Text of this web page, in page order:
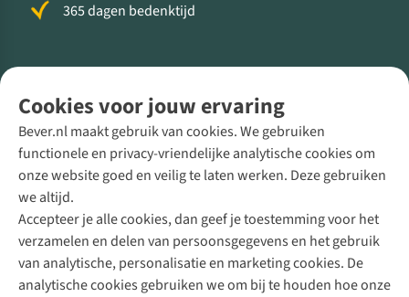
Cookies voor jouw ervaring
Bever.nl maakt gebruik van cookies. We gebruiken
functionele en privacy-vriendelijke analytische cookies om
onze website goed en veilig te laten werken. Deze gebruiken
we altijd.
Accepteer je alle cookies, dan geef je toestemming voor het
verzamelen en delen van persoonsgegevens en het gebruik
van analytische, personalisatie en marketing cookies. De
analytische cookies gebruiken we om bij te houden hoe onze
365 dagen bedenktijd
Direct advies van een Buitenexpert
+31 (0)85 888 50 88
+31 6 12 28 49 80
Contactformulier